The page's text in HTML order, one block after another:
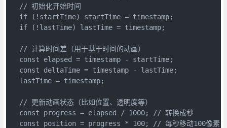
  // 初始化开始时间
  if (!startTime) startTime = timestamp;
  if (!lastTime) lastTime = timestamp;
  // 计算时间差（用于基于时间的动画）
  const elapsed = timestamp - startTime;
  const deltaTime = timestamp - lastTime;
  lastTime = timestamp;
  // 更新动画状态（比如位置、透明度等）
  const progress = elapsed / 1000; // 转换成秒
  const position = progress * 100; // 每秒移动100像素